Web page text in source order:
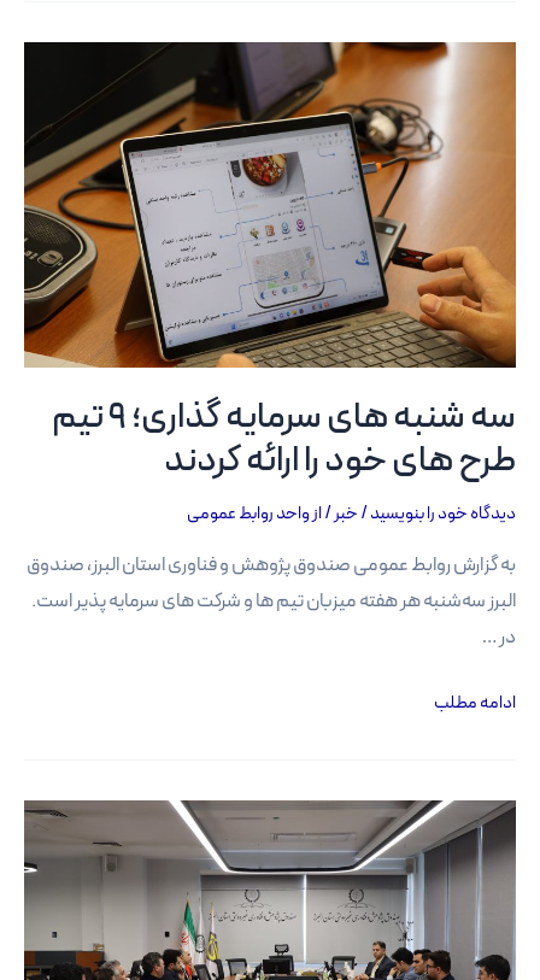
120
سه‌ شنبه‌ های سرمایه‌ گذاری؛ 9 تیم
طرح‌ های خود را ارائه کردند
دیدگاه‌ خود را بنویسید/خبر/ ازواحد روابط عمومی
به گزارش روابط عمومی صندوق پژوهش و فناوری استان البرز، صندوق
البرز سه‌شنبه‌ هر هفته میزبان تیم ها و شرکت های سرمایه پذیر است.
در …
سه‌
سرمایه‌
گذاری؛
9
های
ادامه مطلب